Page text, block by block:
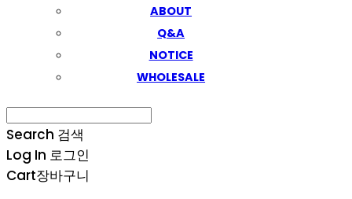
ABOUT
Q&A
NOTICE
WHOLESALE
Search 검색
Log In 로그인
Cart장바구니